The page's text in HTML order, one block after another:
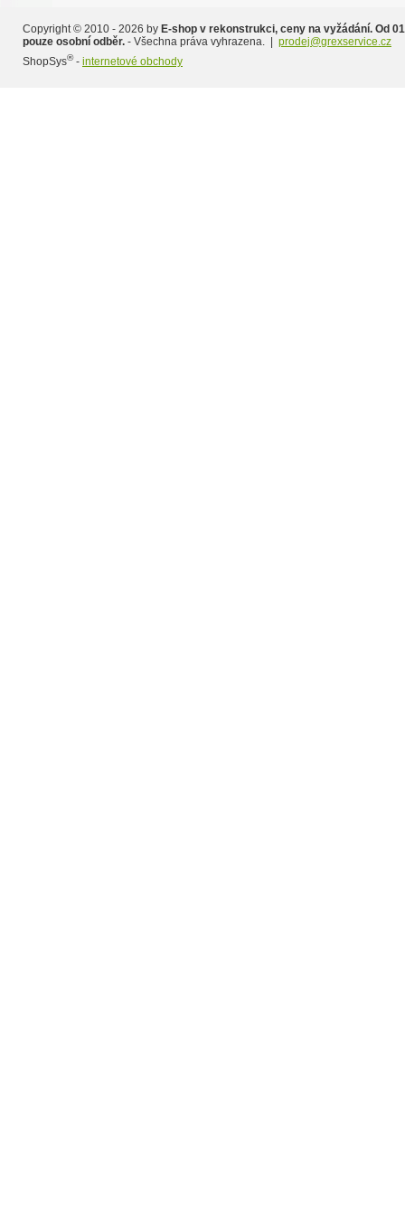
Copyright © 2010 - 2026 by E-shop v rekonstrukci, ceny na vyžádání. Od
pouze osobní odběr. - Všechna práva vyhrazena. | prodej@grexservice.cz
ShopSys®- internetové obchody